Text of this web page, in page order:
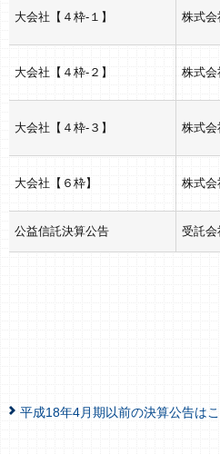
大会社【４枠-１】 株式会
大会社【４枠-２】 株式会
大会社【４枠-３】 株式会
大会社【６枠】 株式会
公益信託決算公告 受託会
平成18年4月期以前の決算公告は